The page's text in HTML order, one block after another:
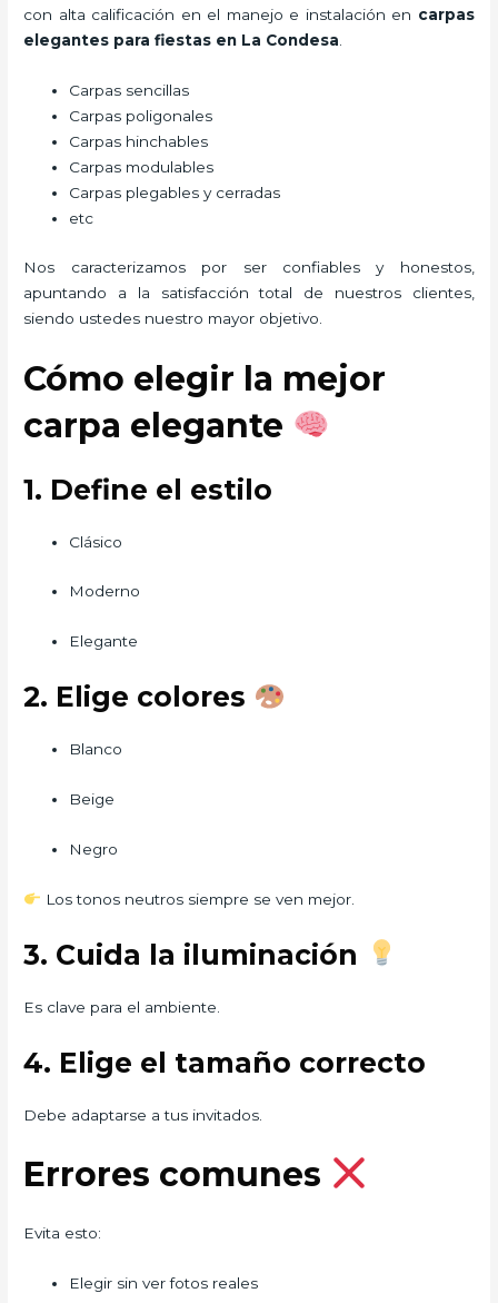
con alta calificación en el manejo e instalación en carpas
elegantes para fiestas en La Condesa.
Carpas sencillas
Carpas poligonales
Carpas hinchables
Carpas modulables
Carpas plegables y cerradas
etc
Nos caracterizamos por ser confiables y honestos,
apuntando a la satisfacción total de nuestros clientes,
siendo ustedes nuestro mayor objetivo.
Cómo elegir la mejor
carpa elegante
1. Define el estilo
Clásico
Moderno
Elegante
2. Elige colores
Blanco
Beige
Negro
Los tonos neutros siempre se ven mejor.
3. Cuida la iluminación
Es clave para el ambiente.
4. Elige el tamaño correcto
Debe adaptarse a tus invitados.
Errores comunes
Evita esto:
Elegir sin ver fotos reales